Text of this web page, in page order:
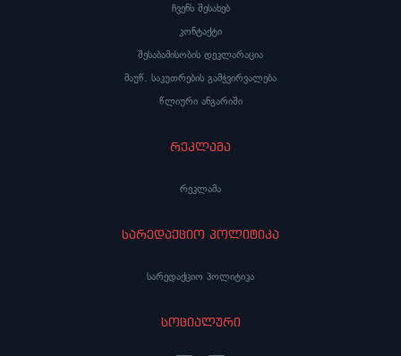
ჩვენს შესახებ
კონტაქტი
შესაბამისობის დეკლარაცია
მაუწ. საკუთრების გამჭვირვალება
წლიური ანგარიში
რეკლამა
რეკლამა
სარედაქციო პოლიტიკა
სარედაქციო პოლიტიკა
სოციალური